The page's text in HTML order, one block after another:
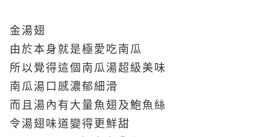
金湯翅
由於本身就是極愛吃南瓜
所以覺得這個南瓜湯超級美味
南瓜湯口感濃郁細滑
而且湯內有大量魚翅及鮑魚絲
令湯翅味道變得更鮮甜